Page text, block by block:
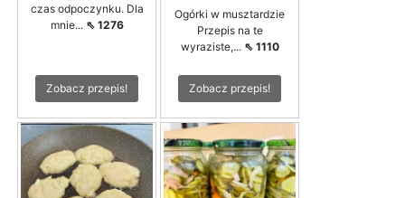
czas odpoczynku. Dla
mnie... ⇖ 1276
Zobacz przepis!
Ogórki w musztardzie
Przepis na te
wyraziste,... ⇖ 1110
Zobacz przepis!